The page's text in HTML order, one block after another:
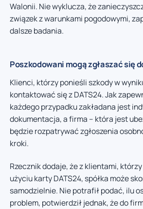
Walonii. Nie wyklucza, że
związek z warunkami pogodowymi,
dalsze badania.
Poszkodowani mogą zgłaszać się
Klienci, którzy ponieśli szkody w
kontaktować się z DATS24. Jak
każdego przypadku zakładana jest
dokumentacja, a firma – która jest
będzie rozpatrywać zgłoszenia
kroki.
Rzecznik dodaje, że z klientami,
użyciu karty DATS24, spółka może
samodzielnie. Nie potrafił podać, ilu
problem, potwierdził jednak, że do